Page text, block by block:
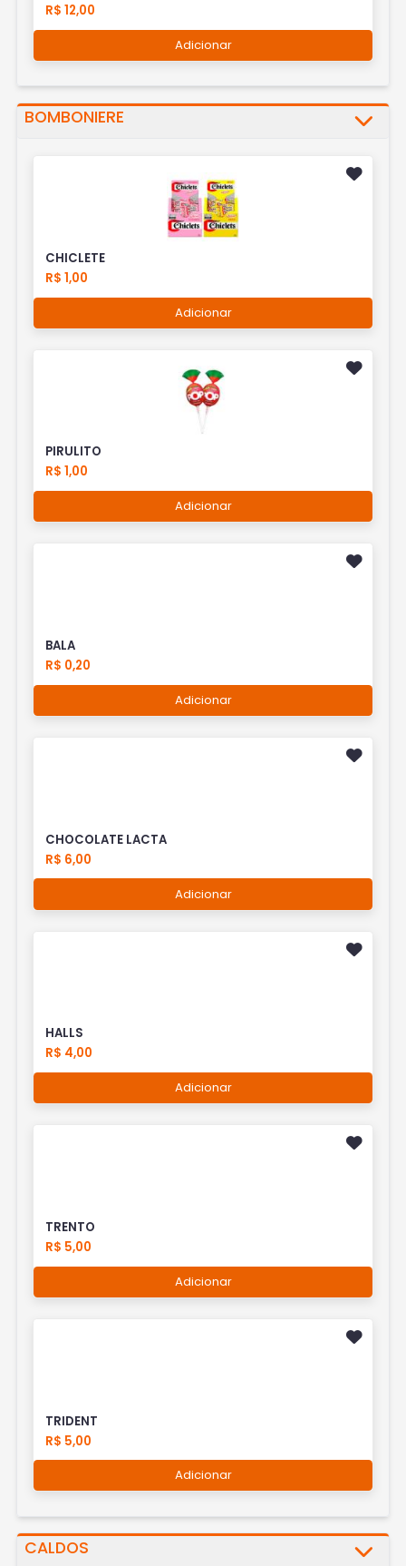
R$ 12,00
Adicionar
BOMBONIERE
CHICLETE
R$ 1,00
Adicionar
PIRULITO
R$ 1,00
Adicionar
BALA
R$ 0,20
Adicionar
CHOCOLATE LACTA
R$ 6,00
Adicionar
HALLS
R$ 4,00
Adicionar
TRENTO
R$ 5,00
Adicionar
TRIDENT
R$ 5,00
Adicionar
CALDOS